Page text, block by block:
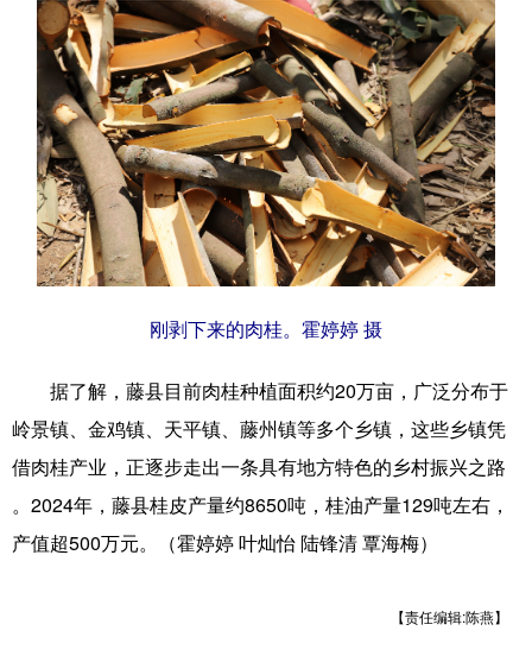
多语种频道
English Español Français عربى
Русский язык 日本語 한국어
Deutsch Português
刚剥下来的肉桂。霍婷婷 摄
据了解，藤县目前肉桂种植面积约20万亩，广泛分布于
岭景镇、金鸡镇、天平镇、藤州镇等多个乡镇，这些乡镇凭
借肉桂产业，正逐步走出一条具有地方特色的乡村振兴之路
。2024年，藤县桂皮产量约8650吨，桂油产量129吨左右，
产值超500万元。（霍婷婷 叶灿怡 陆锋清 覃海梅）
【责任编辑:陈燕】